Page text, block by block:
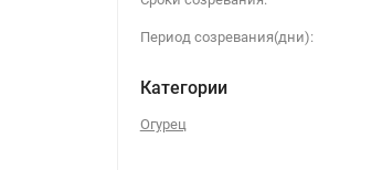
Период созревания(дни):
Категории
Огурец